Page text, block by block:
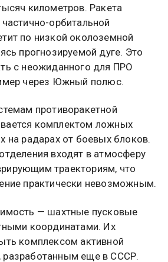
километров. Ракета
орбитальной
по низкой околоземной
прогнозируемой дуге. Это
с неожиданного для ПРО
через Южный полюс.
противоракетной
комплектом ложных
на радарах от боевых блоков.
входят в атмосферу
траекториям, что
практически невозможным.
— шахтные пусковые
координатами. Их
комплексом активной
еще в СССР.